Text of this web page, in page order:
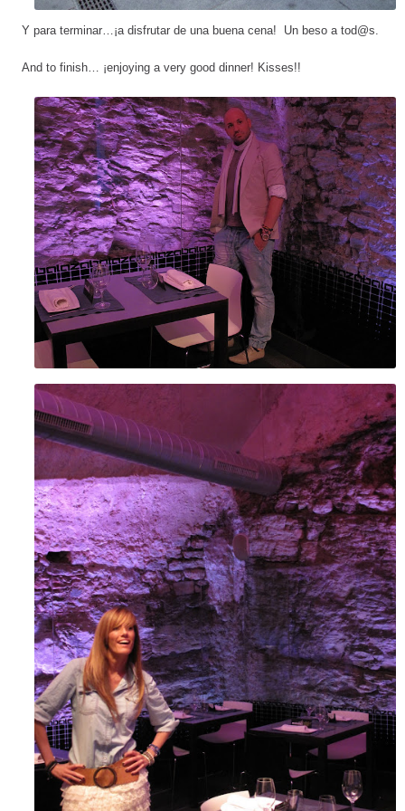
Y para terminar…¡a disfrutar de una buena cena! Un beso a tod@s.
And to finish… ¡enjoying a very good dinner! Kisses!!